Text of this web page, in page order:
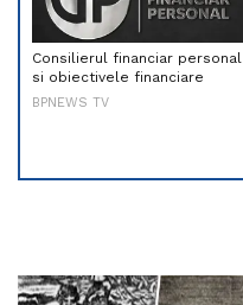
Consilierul financiar personal
si obiectivele financiare
BPNEWS TV